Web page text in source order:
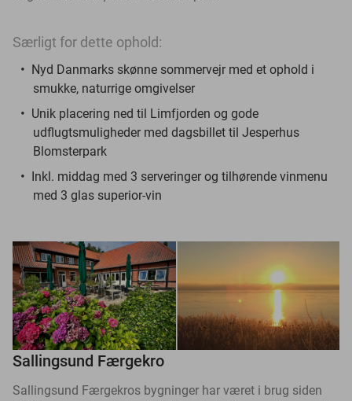
Særligt for dette ophold:
Nyd Danmarks skønne sommervejr med et ophold i
smukke, naturrige omgivelser
Unik placering ned til Limfjorden og gode
udflugtsmuligheder med dagsbillet til Jesperhus
Blomsterpark
Inkl. middag med 3 serveringer og tilhørende vinmenu
med 3 glas superior-vin
Sallingsund Færgekro
Sallingsund Færgekros bygninger har været i brug siden